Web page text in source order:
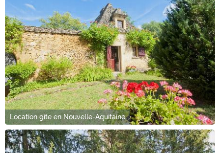
Location gite en Nouvelle-Aquitaine